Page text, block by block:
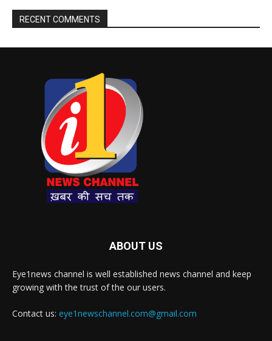
RECENT COMMENTS
ABOUT US
Eye1news channel is well established news channel and keep
growing with the trust of the our users.
Contact us: eye1newschannel.com@gmail.com